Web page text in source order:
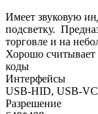
Имеет звуковую
подсветку.
торговле и на
Хорошо считывает
коды
Интерфейсы
USB-HID, USB-
Разрешение